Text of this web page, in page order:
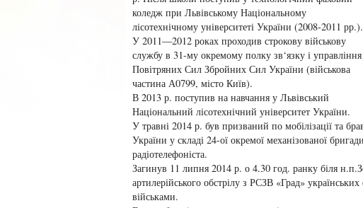
коледж при Львівському Національному
лісотехнічному університеті України (2008-2011 рр.).
У 2011—2012 роках проходив строкову військову
службу в 31-му окремому полку зв‘язку і управління
Повітряних Сил Збройних Сил України (військова
частина А0799, місто Київ).
В 2013 р. поступив на навчання у Львівський
Національний лісотехнічний університет України.
У травні 2014 р. був призваний по мобілізації та
України у складі 24-ої окремої механізованої
радіотелефоніста.
Загинув 11 липня 2014 р. о 4.30 год. ранку біля
артилерійського обстрілу з РСЗВ «Град»
військами.